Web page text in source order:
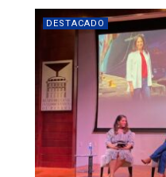
DESTACADO